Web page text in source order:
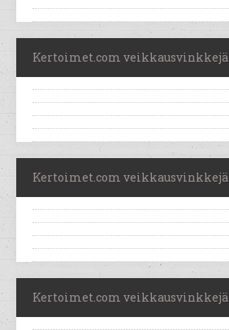
Kertoimet.com veikkausvinkkejä
Kertoimet.com veikkausvinkkejä
Kertoimet.com veikkausvinkkejä